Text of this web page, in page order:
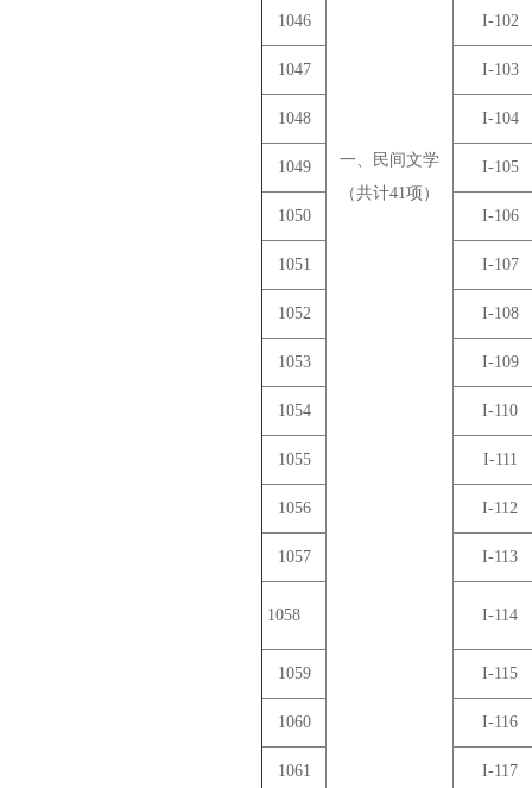
一、民间文学
（共计41项）
1046 I-102
1047 I-103
1048 I-104
1049 I-105
1050 I-106
1051 I-107
1052 I-108
1053 I-109
1054 I-110
1055 I-111
1056 I-112
1057 I-113
1058 I-114
1059 I-115
1060 I-116
1061 I-117